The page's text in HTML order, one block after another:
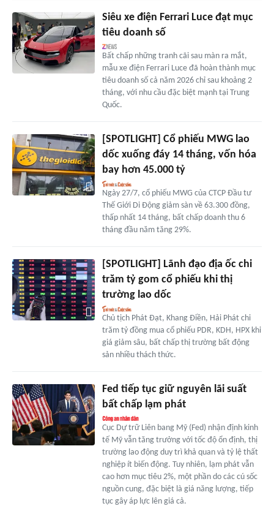
Siêu xe điện Ferrari Luce đạt mục
tiêu doanh số
Bất chấp những tranh cãi sau màn ra mắt,
mẫu xe điện Ferrari Luce đã hoàn thành mục
tiêu doanh số cả năm 2026 chỉ sau khoảng 2
tháng, với nhu cầu đặc biệt mạnh tại Trung
Quốc.
[SPOTLIGHT] Cổ phiếu MWG lao
dốc xuống đáy 14 tháng, vốn hóa
bay hơn 45.000 tỷ
Ngày 27/7, cổ phiếu MWG của CTCP Đầu tư
Thế Giới Di Động giảm sàn về 63.300 đồng,
thấp nhất 14 tháng, bất chấp doanh thu 6
tháng đầu năm tăng 29%.
[SPOTLIGHT] Lãnh đạo địa ốc chi
trăm tỷ gom cổ phiếu khi thị
trường lao dốc
Chủ tịch Phát Đạt, Khang Điền, Hải Phát chi
trăm tỷ đồng mua cổ phiếu PDR, KDH, HPX khi
giá giảm sâu, bất chấp thị trường bất động
sản nhiều thách thức.
Fed tiếp tục giữ nguyên lãi suất
bất chấp lạm phát
Cục Dự trữ Liên bang Mỹ (Fed) nhận định kinh
tế Mỹ vẫn tăng trưởng với tốc độ ổn định, thị
trường lao động duy trì khả quan và tỷ lệ thất
nghiệp ít biến động. Tuy nhiên, lạm phát vẫn
cao hơn mục tiêu 2%, một phần do các cú sốc
nguồn cung, đặc biệt là giá năng lượng, tiếp
tục gây áp lực lên giá cả.